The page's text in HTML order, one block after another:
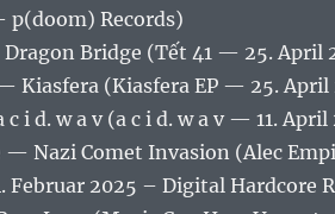
p(doom) Records)
Bridge (Tết 41 — 25.
Kiasfera (Kiasfera EP — 25.
i d. w a v (a c i d. w a v — 11.
— Nazi Comet Invasion (Alec
2025 – Digital Hardcore